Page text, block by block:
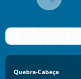
Quebra-Cabeça